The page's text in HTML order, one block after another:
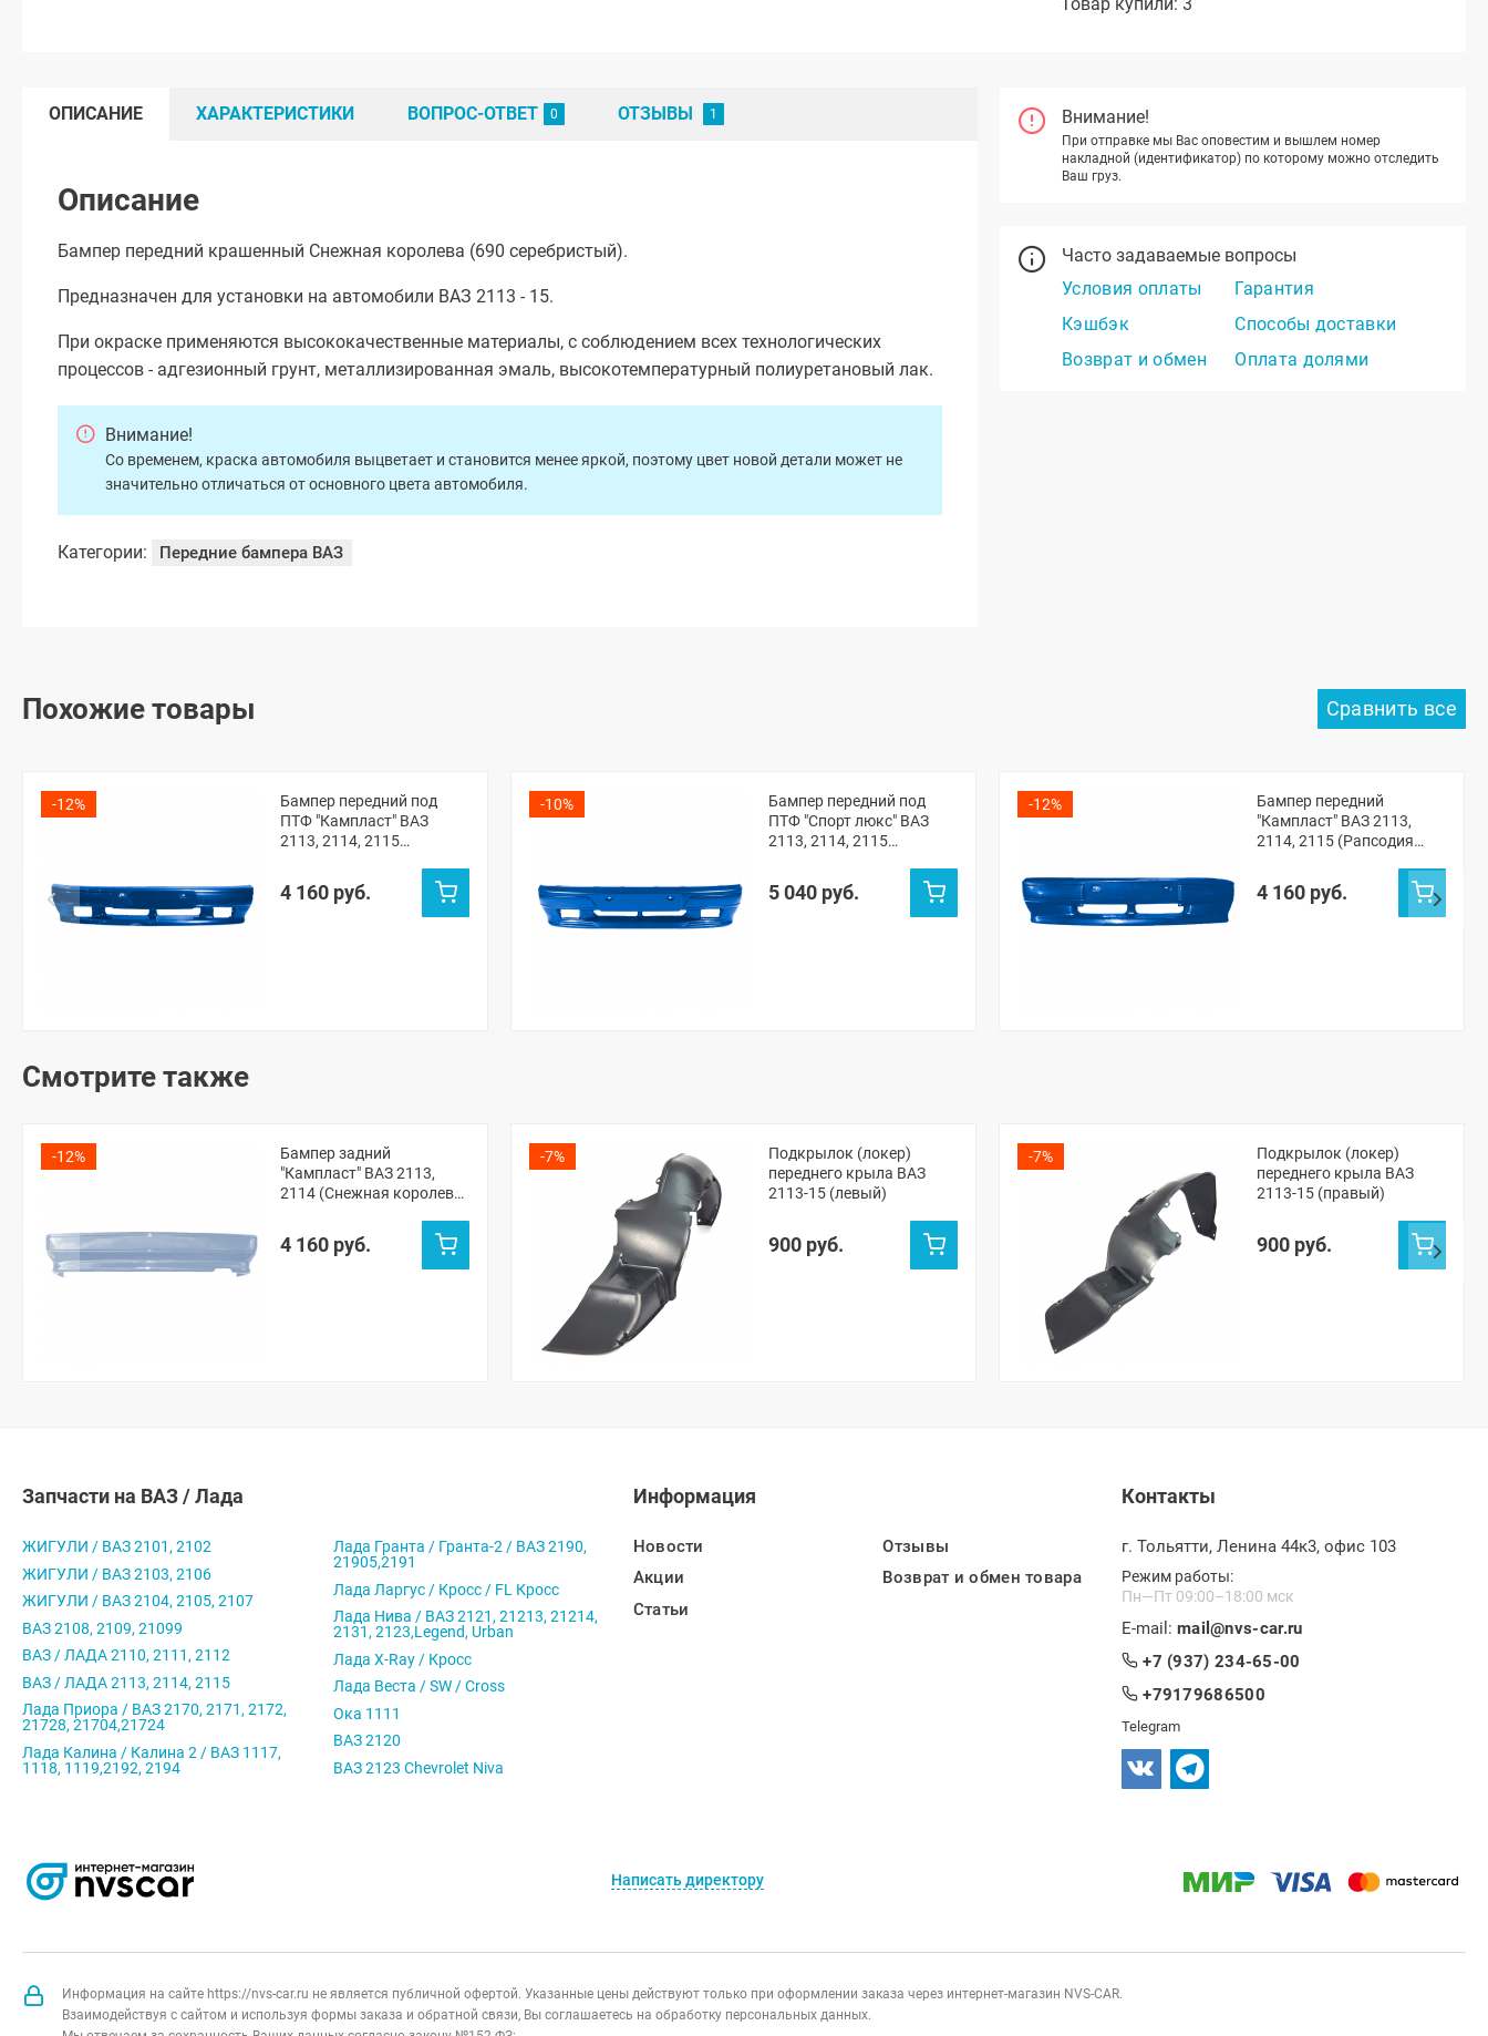
Внимание!
При отправке мы Вас оповестим и вышлем номер
накладной (идентификатор) по которому можно отследить
Ваш груз.
Часто задаваемые вопросы
Условия оплаты
Гарантия
Кэшбэк
Способы доставки
Возврат и обмен
Оплата долями
ОПИСАНИЕ ХАРАКТЕРИСТИКИ ВОПРОС-ОТВЕТ ОТЗЫВЫ
Описание
Бампер передний крашенный Снежная королева (690 серебристый).
Предназначен для установки на автомобили ВАЗ 2113 - 15.
При окраске применяются высококачественные материалы, с соблюдением всех технологических
процессов - адгезионный грунт, металлизированная эмаль, высокотемпературный полиуретановый лак.
Внимание!
Со временем, краска автомобиля выцветает и становится менее яркой, поэтому цвет новой детали может не
значительно отличаться от основного цвета автомобиля.
Категории: Передние бампера ВАЗ
Похожие товары
-12%
Бампер передний под
ПТФ "Кампласт" ВАЗ
2113, 2114, 2115
4 160 руб.
-10%
Бампер передний под
ПТФ "Спорт люкс" ВАЗ
2113, 2114, 2115
5 040 руб.
-12%
Бампер передний
"Кампласт" ВАЗ 2113,
2114, 2115 (Рапсодия
4 160 руб.
Смотрите также
-12%
Бампер задний
"Кампласт" ВАЗ 2113,
2114 (Снежная королева
4 160 руб.
-7%
Подкрылок (локер)
переднего крыла ВАЗ
2113-15 (левый)
900 руб.
-7%
Подкрылок (локер)
переднего крыла ВАЗ
2113-15 (правый)
900 руб.
Запчасти на ВАЗ / Лада
ЖИГУЛИ / ВАЗ 2101, 2102
ЖИГУЛИ / ВАЗ 2103, 2106
ЖИГУЛИ / ВАЗ 2104, 2105, 2107
ВАЗ 2108, 2109, 21099
ВАЗ / ЛАДА 2110, 2111, 2112
ВАЗ / ЛАДА 2113, 2114, 2115
Лада Приора / ВАЗ 2170, 2171, 2172,
21728, 21704,21724
Лада Калина / Калина 2 / ВАЗ 1117,
1118, 1119,2192, 2194
Лада Гранта / Гранта-2 / ВАЗ 2190,
21905,2191
Лада Ларгус / Кросс / FL Кросс
Лада Нива / ВАЗ 2121, 21213, 21214,
2131, 2123,Legend, Urban
Лада X-Ray / Кросс
Лада Веста / SW / Cross
Ока 1111
ВАЗ 2120
ВАЗ 2123 Chevrolet Niva
Информация
Новости
Акции
Статьи
Отзывы
Возврат и обмен товара
Контакты
г. Тольятти, Ленина 44к3, офис 103
Режим работы:
Пн—Пт 09:00–18:00 мск
E-mail: mail@nvs-car.ru
+7 (937) 234-65-00
+79179686500
Telegram
Написать директору
Информация на сайте https://nvs-car.ru не является публичной офертой. Указанные цены действуют только при оформлении заказа через интернет-магазин NVS-CAR.
Взаимодействуя с сайтом и используя формы заказа и обратной связи, Вы соглашаетесь на обработку персональных данных.